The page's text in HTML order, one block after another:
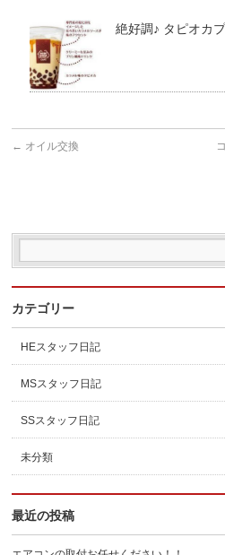
絶好調♪ タピオカ
← オイル交換
カテゴリー
HEスタッフ日記
MSスタッフ日記
SSスタッフ日記
未分類
最近の投稿